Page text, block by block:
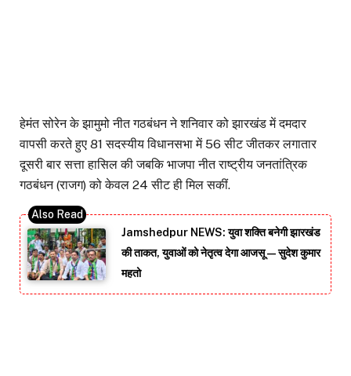
हेमंत सोरेन के झामुमो नीत गठबंधन ने शनिवार को झारखंड में दमदार
वापसी करते हुए 81 सदस्यीय विधानसभा में 56 सीट जीतकर लगातार
दूसरी बार सत्ता हासिल की जबकि भाजपा नीत राष्ट्रीय जनतांत्रिक
गठबंधन (राजग) को केवल 24 सीट ही मिल सकीं.
Jamshedpur NEWS: युवा शक्ति बनेगी झारखंड
की ताकत, युवाओं को नेतृत्व देगा आजसू — सुदेश कुमार
महतो